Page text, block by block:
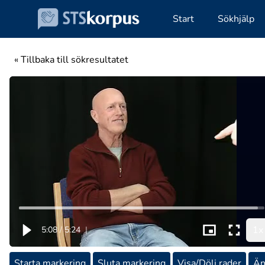
Start Sökhjälp
« Tillbaka till sökresultatet
5:08 / 5:24 |